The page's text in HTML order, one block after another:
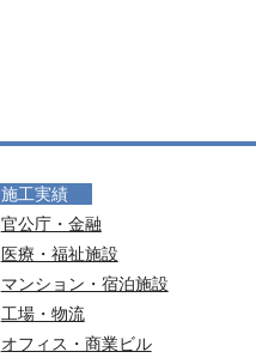
施工実績
官公庁・金融
医療・福祉施設
マンション・宿泊施設
工場・物流
オフィス・商業ビル